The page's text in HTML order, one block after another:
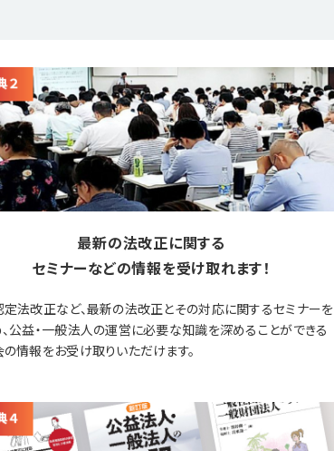
最新の法改正に関する
セミナーなどの情報を受け取れます！
法改正など、最新の法改正とその対応に関するセミナーを
公益・一般法人の運営に必要な知識を深めることができる
情報をお受け取りいただけます。